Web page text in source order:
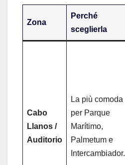
Zona
Perché
sceglierla
Cabo
Llanos /
Auditorio
La più comoda
per Parque
Marítimo,
Palmetum e
Intercambiador.